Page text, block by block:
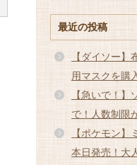
最近の投稿
【ダイソー
用マスクを購
【急いで！
で！人数制限
【ポケモン
本日発売！大